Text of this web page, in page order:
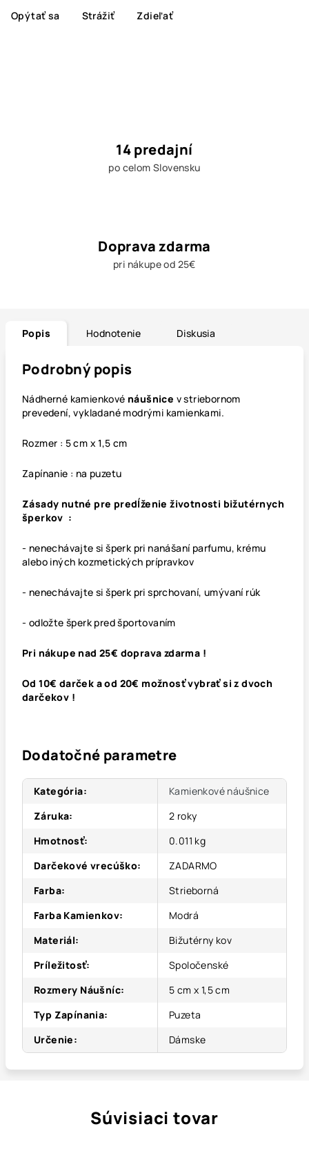
Opýtať sa Strážiť Zdieľať
14 predajní
po celom Slovensku
Doprava zdarma
pri nákupe od 25€
Popis Hodnotenie Diskusia
Podrobný popis
Nádherné kamienkové náušnice v striebornom
prevedení, vykladané modrými kamienkami.
Rozmer : 5 cm x 1,5 cm
Zapínanie : na puzetu
Zásady nutné pre predĺženie životnosti bižutérnych
šperkov :
- nenechávajte si šperk pri nanášaní parfumu, krému
alebo iných kozmetických prípravkov
- nenechávajte si šperk pri sprchovaní, umývaní rúk
- odložte šperk pred športovaním
Pri nákupe nad 25€ doprava zdarma !
Od 10€ darček a od 20€ možnosť vybrať si z dvoch
darčekov !
Dodatočné parametre
Kategória:
Kamienkové náušnice
Záruka:
2 roky
Hmotnosť:
0.011 kg
Darčekové vrecúško:
ZADARMO
Farba:
Strieborná
Farba Kamienkov:
Modrá
Materiál:
Bižutérny kov
Príležitosť:
Spoločenské
Rozmery Náušníc:
5 cm x 1,5 cm
Typ Zapínania:
Puzeta
Určenie: Dámske
Súvisiaci tovar